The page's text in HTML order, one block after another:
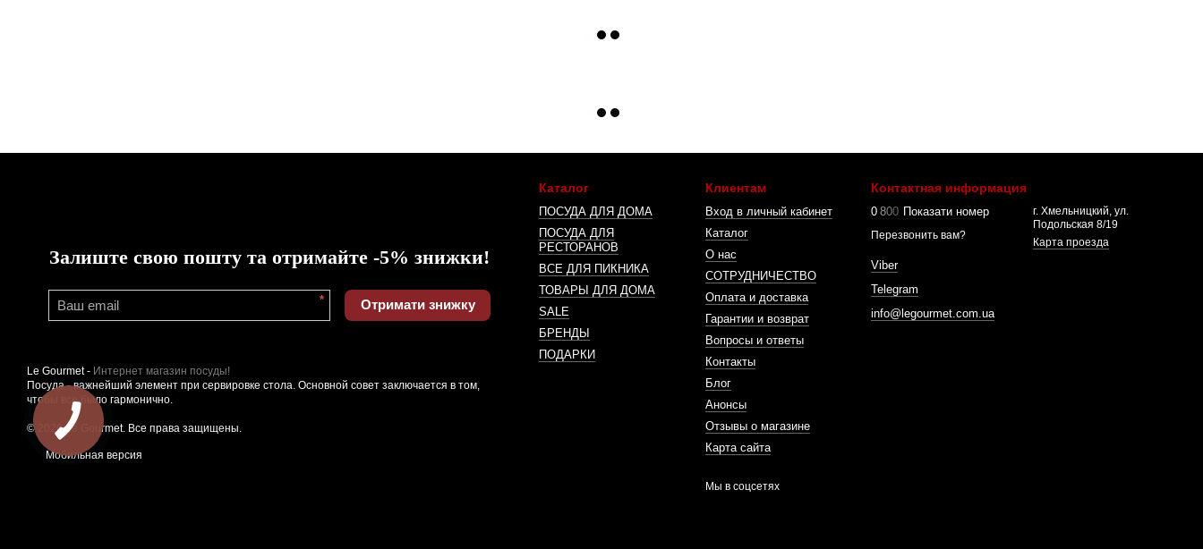
Залиште свою пошту та отримайте -5% знижки!
* Отримати знижку
Le Gourmet - Интернет магазин посуды!
Посуда - важнейший элемент при сервировке стола. Основной совет заключается в том,
чтобы все было гармонично.
© 2026 Le Gourmet. Все права защищены.
Мобильная версия
Каталог
ПОСУДА ДЛЯ ДОМА
ПОСУДА ДЛЯ
РЕСТОРАНОВ
ВСЕ ДЛЯ ПИКНИКА
ТОВАРЫ ДЛЯ ДОМА
SALE
БРЕНДЫ
ПОДАРКИ
Клиентам
Вход в личный кабинет
Каталог
О нас
СОТРУДНИЧЕСТВО
Оплата и доставка
Гарантии и возврат
Вопросы и ответы
Контакты
Блог
Анонсы
Отзывы о магазине
Карта сайта
Мы в соцсетях
Контактная информация
0 800 Показати номер
Перезвонить вам?
Viber
Telegram
info@legourmet.com.ua
г. Хмельницкий, ул.
Подольская 8/19
Карта проезда